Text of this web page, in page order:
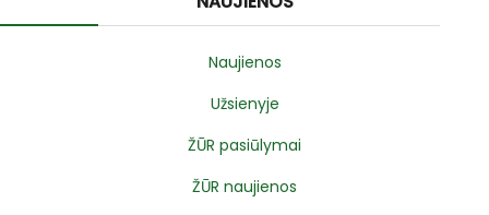
Naujienos
Užsienyje
ŽŪR pasiūlymai
ŽŪR naujienos